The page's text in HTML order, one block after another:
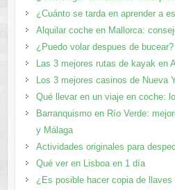
¿Cuánto se tarda en aprender a
Alquilar coche en Mallorca:
¿Puedo volar despues de
Las 3 mejores rutas de kayak en
Los 3 mejores casinos de Nueva
Qué llevar en un viaje en coche:
Barranquismo en Río Verde:
y Málaga
Actividades originales para
Qué ver en Lisboa en 1 día
¿Es posible hacer copia de